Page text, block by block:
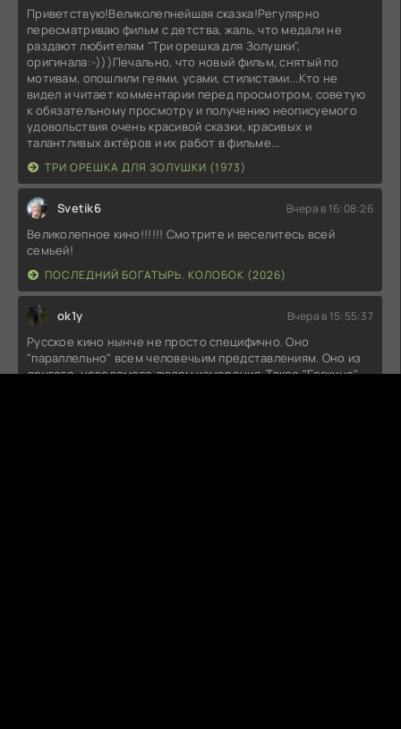
Приветствую!Великолепнейшая сказка!Регулярно
пересматриваю фильм с детства, жаль, что медали не
раздают любителям "Три орешка для Золушки",
оригинала:-)))Печально, что новый фильм, снятый по
мотивам, опошлили геями, усами, стилистами...Кто не
видел и читает комментарии перед просмотром, советую
к обязательному просмотру и получению неописуемого
удовольствия очень красивой сказки, красивых и
талантливых актёров и их работ в фильме...
ТРИ ОРЕШКА ДЛЯ ЗОЛУШКИ (1973)
Svetik6 Вчера в 16:08:26
Великолепное кино!!!!!! Смотрите и веселитесь всей
семьей!
ПОСЛЕДНИЙ БОГАТЫРЬ. КОЛОБОК (2026)
ok1y Вчера в 15:55:37
Русское кино нынче не просто специфично. Оно
"параллельно" всем человечьим представлениям. Оно из
другого, неведомого людям измерения. Такое "Госкино"